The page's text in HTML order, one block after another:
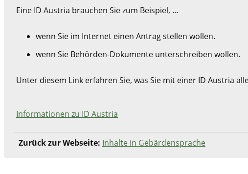
Eine ID Austria brauchen Sie zum Beispiel, …
wenn Sie im Internet einen Antrag stellen wollen.
wenn Sie Behörden-Dokumente unterschreiben wollen.
Unter diesem Link erfahren Sie, was Sie mit einer ID Austria
Informationen zu ID Austria
Zurück zur Webseite: Inhalte in Gebärdensprache